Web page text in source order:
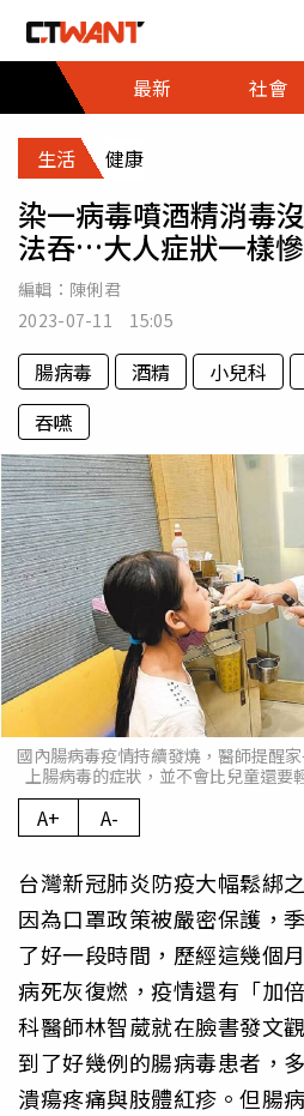
最新
社會
生活 健康
染一病毒噴酒精消毒
法吞…大人症狀一樣慘
編輯： 陳俐君
2023-07-11 15:05
腸病毒 酒精 小兒科
吞嚥
國內腸病毒疫情持續發燒，醫師提醒
上腸病毒的症狀，並不會比兒童還要
A+ A-
台灣新冠肺炎防疫大幅鬆綁
因為口罩政策被嚴密保護，
了好一段時間，歷經這幾個
病死灰復燃，疫情還有「加
科醫師林智葳就在臉書發文
到了好幾例的腸病毒患者，
潰瘍疼痛與肢體紅疹。但腸